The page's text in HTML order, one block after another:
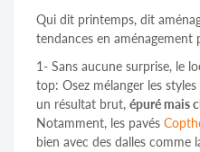
Qui dit printemps, dit
tendances en aménagement
1- Sans aucune surprise, le
top: Osez mélanger les
un résultat brut, épuré mais
Notamment, les pavés
bien avec des dalles comme